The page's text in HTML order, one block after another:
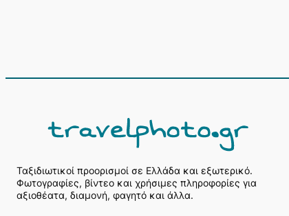
Ταξιδιωτικοί προορισμοί σε Ελλάδα και εξωτερικό.
Φωτογραφίες, βίντεο και χρήσιμες πληροφορίες για
αξιοθέατα, διαμονή, φαγητό και άλλα.